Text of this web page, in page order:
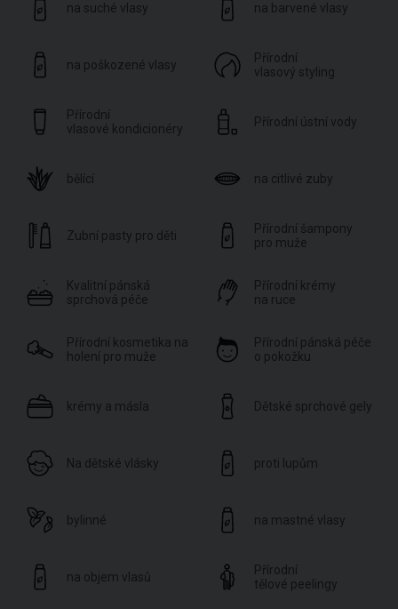
na suché vlasy na barvené vlasy
na poškozené vlasy
Přírodní
vlasový styling
Přírodní
vlasové kondicionéry
Přírodní ústní vody
bělící na citlivé zuby
Zubní pasty pro děti
Přírodní šampony
pro muže
Kvalitní pánská
sprchová péče
Přírodní krémy
na ruce
Přírodní kosmetika na
holení pro muže
Přírodní pánská péče
o pokožku
krémy a másla Dětské sprchové gely
Na dětské vlásky proti lupům
bylinné na mastné vlasy
na objem vlasů
Přírodní
tělové peelingy